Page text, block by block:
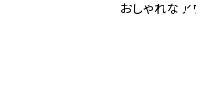
おしゃれなアウ